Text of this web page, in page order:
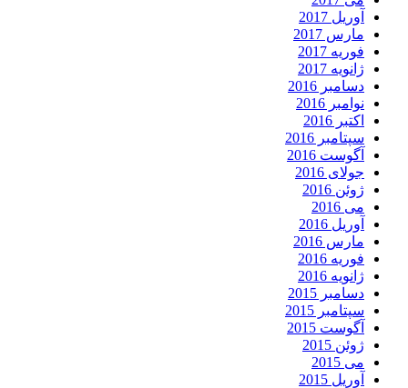
آوریل 2017
مارس 2017
فوریه 2017
ژانویه 2017
دسامبر 2016
نوامبر 2016
اکتبر 2016
سپتامبر 2016
آگوست 2016
جولای 2016
ژوئن 2016
می 2016
آوریل 2016
مارس 2016
فوریه 2016
ژانویه 2016
دسامبر 2015
سپتامبر 2015
آگوست 2015
ژوئن 2015
می 2015
آوریل 2015